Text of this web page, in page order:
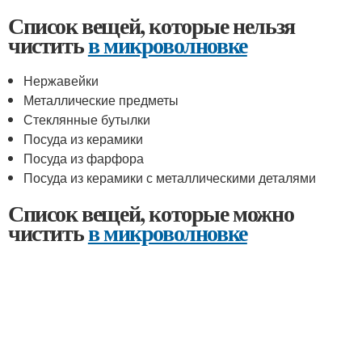
Список вещей, которые нельзя
чиститьв микроволновке
Нержавейки
Металлические предметы
Стеклянные бутылки
Посуда из керамики
Посуда из фарфора
Посуда из керамики с металлическими деталями
Список вещей, которые можно
чиститьв микроволновке